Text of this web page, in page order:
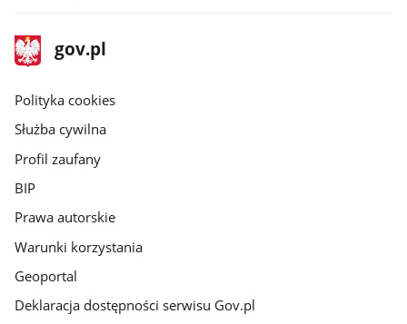
stopka
gov.pl
Strona
gov.pl
gov.pl
Polityka cookies
Służba cywilna
Profil zaufany
BIP
Prawa autorskie
Warunki korzystania
Geoportal
Deklaracja dostępności serwisu Gov.pl